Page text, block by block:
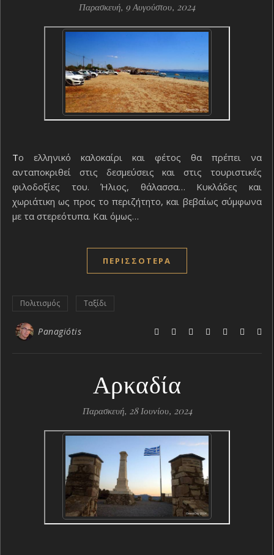
Παρασκευή, 9 Αυγούστου, 2024
Το ελληνικό καλοκαίρι και φέτος θα πρέπει να
ανταποκριθεί στις δεσμεύσεις και στις τουριστικές
φιλοδοξίες του. Ήλιος, θάλασσα… Κυκλάδες και
χωριάτικη ως προς το περιζήτητο, και βεβαίως σύμφωνα
με τα στερεότυπα. Και όμως…
ΠΕΡΙΣΣΌΤΕΡΑ
Πολιτισμός Ταξίδι
Panagiótis
Αρκαδία
Παρασκευή, 28 Ιουνίου, 2024